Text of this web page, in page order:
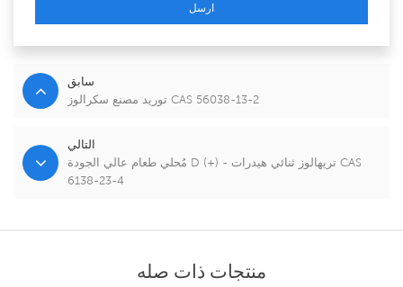
ارسل
سابق
توريد مصنع سكرالوز CAS 56038-13-2
التالي
مُحلي طعام عالي الجودة D (+) - تريهالوز ثنائي هيدرات CAS
6138-23-4
منتجات ذات صله